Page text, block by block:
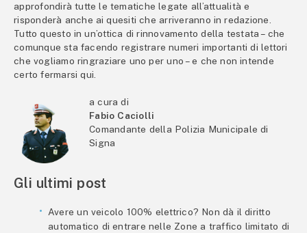
approfondirà tutte le tematiche legate all’attualità e
risponderà anche ai quesiti che arriveranno in redazione.
Tutto questo in un’ottica di rinnovamento della testata – che
comunque sta facendo registrare numeri importanti di lettori
che vogliamo ringraziare uno per uno – e che non intende
certo fermarsi qui.
a cura di
Fabio Caciolli
Comandante della Polizia Municipale di
Signa
Gli ultimi post
Avere un veicolo 100% elettrico? Non dà il diritto
automatico di entrare nelle Zone a traffico limitato di